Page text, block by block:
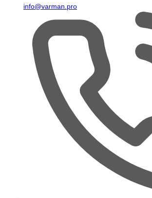
info@varman.pro